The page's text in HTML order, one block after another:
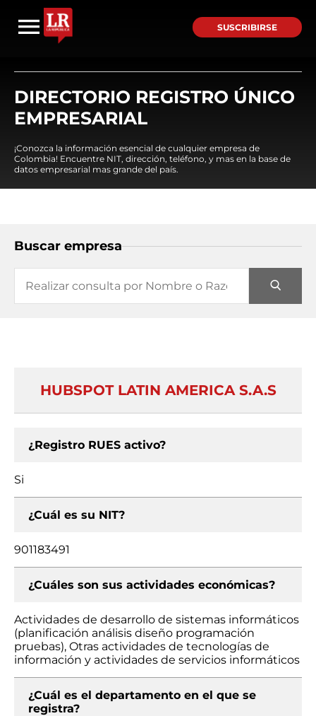
SUSCRIBIRSE
DIRECTORIO REGISTRO ÚNICO
EMPRESARIAL
¡Conozca la información esencial de cualquier empresa de
Colombia! Encuentre NIT, dirección, teléfono, y mas en la base de
datos empresarial mas grande del país.
Buscar empresa
HUBSPOT LATIN AMERICA S.A.S
¿Registro RUES activo?
Si
¿Cuál es su NIT?
901183491
¿Cuáles son sus actividades económicas?
Actividades de desarrollo de sistemas informáticos
(planificación análisis diseño programación
pruebas), Otras actividades de tecnologías de
información y actividades de servicios informáticos
¿Cuál es el departamento en el que se
registra?